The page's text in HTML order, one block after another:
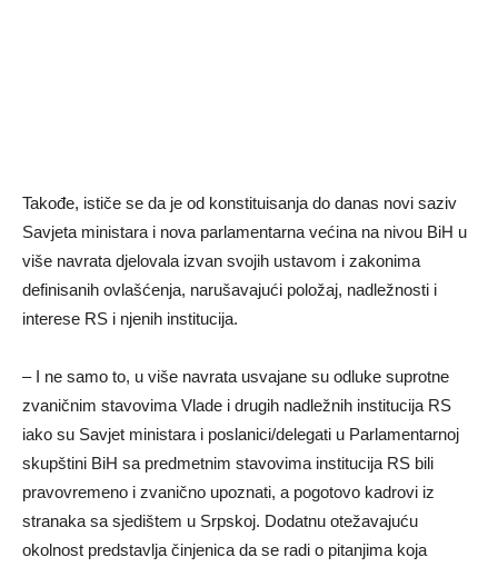
Takođe, ističe se da je od konstituisanja do danas novi saziv
Savjeta ministara i nova parlamentarna većina na nivou BiH u
više navrata djelovala izvan svojih ustavom i zakonima
definisanih ovlašćenja, narušavajući položaj, nadležnosti i
interese RS i njenih institucija.
– I ne samo to, u više navrata usvajane su odluke suprotne
zvaničnim stavovima Vlade i drugih nadležnih institucija RS
iako su Savjet ministara i poslanici/delegati u Parlamentarnoj
skupštini BiH sa predmetnim stavovima institucija RS bili
pravovremeno i zvanično upoznati, a pogotovo kadrovi iz
stranaka sa sjedištem u Srpskoj. Dodatnu otežavajuću
okolnost predstavlja činjenica da se radi o pitanjima koja